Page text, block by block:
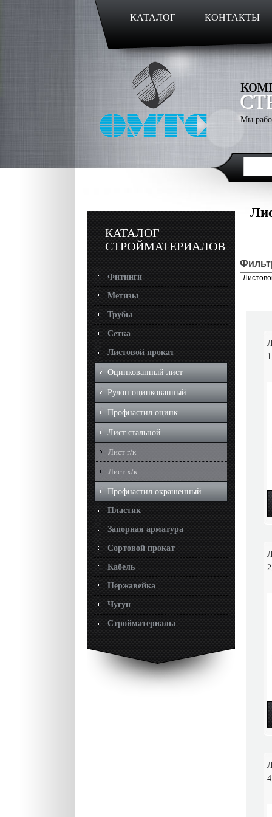
КАТАЛОГ КОНТАКТЫ
Мы
КАТАЛОГ
СТРОЙМАТЕРИАЛОВ
Фитинги
Метизы
Трубы
Сетка
Листовой прокат
Оцинкованный лист
Рулон оцинкованный
Профнастил оцинк
Лист стальной
Лист г/к
Лист х/к
Профнастил окрашенный
Пластик
Запорная арматура
Сортовой прокат
Кабель
Нержавейка
Чугун
Стройматериалы